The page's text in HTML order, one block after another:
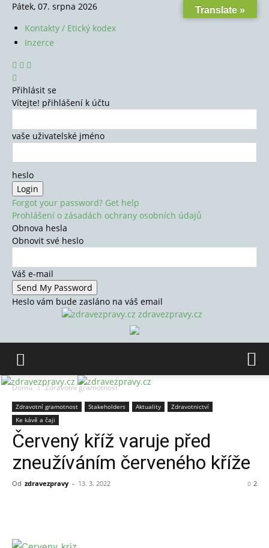
Pátek, 07. srpna 2026
Kontakty / Etický kodex
Inzerce
Přihlásit se
Vítejte! přihlášení k účtu
vaše uživatelské jméno
heslo
Forgot your password? Get help
Prohlášení o zásadách ochrany osobních údajů
Obnova hesla
Obnovit své heslo
Váš e-mail
Heslo vám bude zasláno na váš email
zdravezpravy.cz
Domů Zdravotní gramotnost
Zdravotní gramotnost Stakeholders Aktuality
Zdravotnictví
Ke kávě a čaji
Červený kříž varuje před
zneužíváním červeného kříže
Od zdravezpravy - 13. 3. 2022 2
Translate »